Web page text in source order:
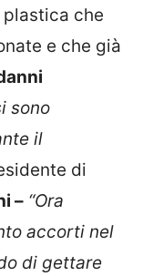
che
e che già
sono
il
di
– “Ora
accorti nel
di gettare